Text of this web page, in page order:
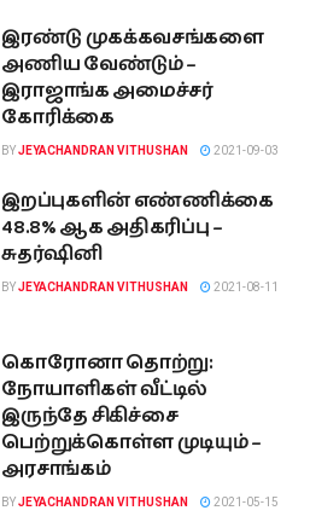
இரண்டு முகக்கவசங்களை
அணிய வேண்டும் –
இராஜாங்க அமைச்சர்
கோரிக்கை
BYJEYACHANDRAN VITHUSHAN 2021-09-03
இறப்புகளின் எண்ணிக்கை
48.8% ஆக அதிகரிப்பு –
சுதர்ஷினி
BYJEYACHANDRAN VITHUSHAN 2021-08-11
கொரோனா தொற்று:
நோயாளிகள் வீட்டில்
இருந்தே சிகிச்சை
பெற்றுக்கொள்ள முடியும் –
அரசாங்கம்
BYJEYACHANDRAN VITHUSHAN 2021-05-15